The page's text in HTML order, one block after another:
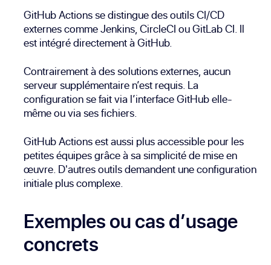
GitHub Actions se distingue des outils CI/CD
externes comme Jenkins, CircleCI ou GitLab CI. Il
est intégré directement à GitHub.
Contrairement à des solutions externes, aucun
serveur supplémentaire n’est requis. La
configuration se fait via l’interface GitHub elle-
même ou via ses fichiers.
GitHub Actions est aussi plus accessible pour les
petites équipes grâce à sa simplicité de mise en
œuvre. D'autres outils demandent une configuration
initiale plus complexe.
Exemples ou cas d’usage
concrets